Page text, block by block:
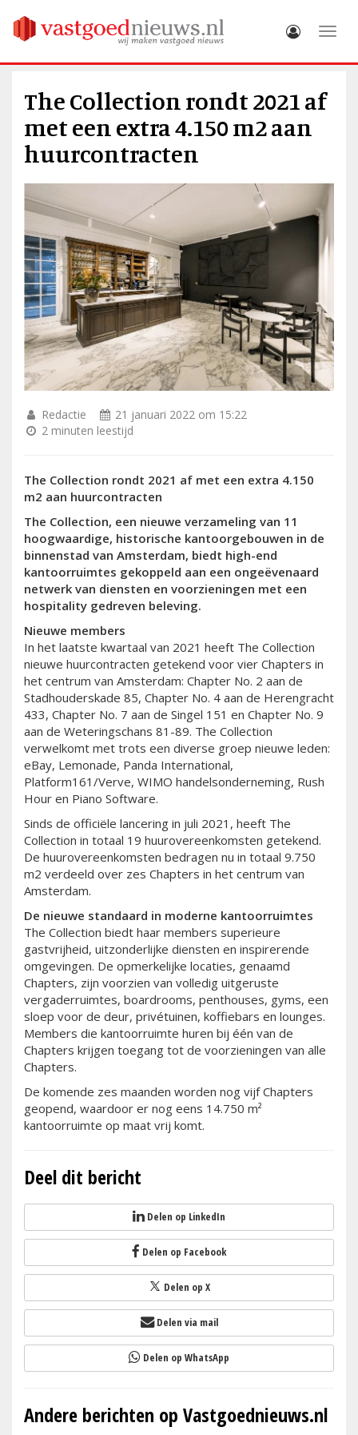
The Collection rondt 2021 af
met een extra 4.150 m2 aan
huurcontracten
Redactie
21 januari 2022 om 15:22
2 minuten leestijd
The Collection rondt 2021 af met een extra 4.150
m2 aan huurcontracten
The Collection, een nieuwe verzameling van 11
hoogwaardige, historische kantoorgebouwen in de
binnenstad van Amsterdam, biedt high-end
kantoorruimtes gekoppeld aan een ongeëvenaard
netwerk van diensten en voorzieningen met een
hospitality gedreven beleving.
Nieuwe members
In het laatste kwartaal van 2021 heeft The Collection
nieuwe huurcontracten getekend voor vier Chapters in
het centrum van Amsterdam: Chapter No. 2 aan de
Stadhouderskade 85, Chapter No. 4 aan de Herengracht
433, Chapter No. 7 aan de Singel 151 en Chapter No. 9
aan de Weteringschans 81-89. The Collection
verwelkomt met trots een diverse groep nieuwe leden:
eBay, Lemonade, Panda International,
Platform161/Verve, WIMO handelsonderneming, Rush
Hour en Piano Software.
Sinds de officiële lancering in juli 2021, heeft The
Collection in totaal 19 huurovereenkomsten getekend.
De huurovereenkomsten bedragen nu in totaal 9.750
m2 verdeeld over zes Chapters in het centrum van
Amsterdam.
De nieuwe standaard in moderne kantoorruimtes
The Collection biedt haar members superieure
gastvrijheid, uitzonderlijke diensten en inspirerende
omgevingen. De opmerkelijke locaties, genaamd
Chapters, zijn voorzien van volledig uitgeruste
vergaderruimtes, boardrooms, penthouses, gyms, een
sloep voor de deur, privétuinen, koffiebars en lounges.
Members die kantoorruimte huren bij één van de
Chapters krijgen toegang tot de voorzieningen van alle
Chapters.
De komende zes maanden worden nog vijf Chapters
geopend, waardoor er nog eens 14.750 m²
kantoorruimte op maat vrij komt.
Deel dit bericht
Delen op LinkedIn
Delen op Facebook
Delen op X
Delen via mail
Delen op WhatsApp
Andere berichten op Vastgoednieuws.nl